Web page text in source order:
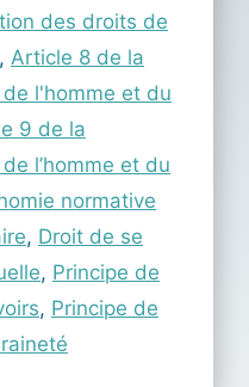
des droits de
, Article 8 de la
l'homme et du
9 de la
l’homme et du
normative
, Droit de se
, Principe de
, Principe de